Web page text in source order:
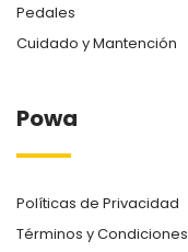
Pedales
Cuidado y Mantención
Powa
Políticas de Privacidad
Términos y Condiciones